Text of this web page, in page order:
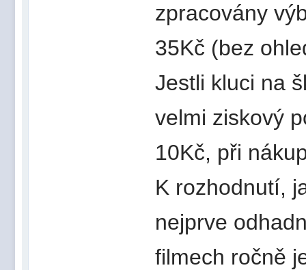
zpracovány
35Kč (bez
Jestli kluci na
velmi ziskový
10Kč, při
K rozhodnutí,
nejprve
filmech ročně